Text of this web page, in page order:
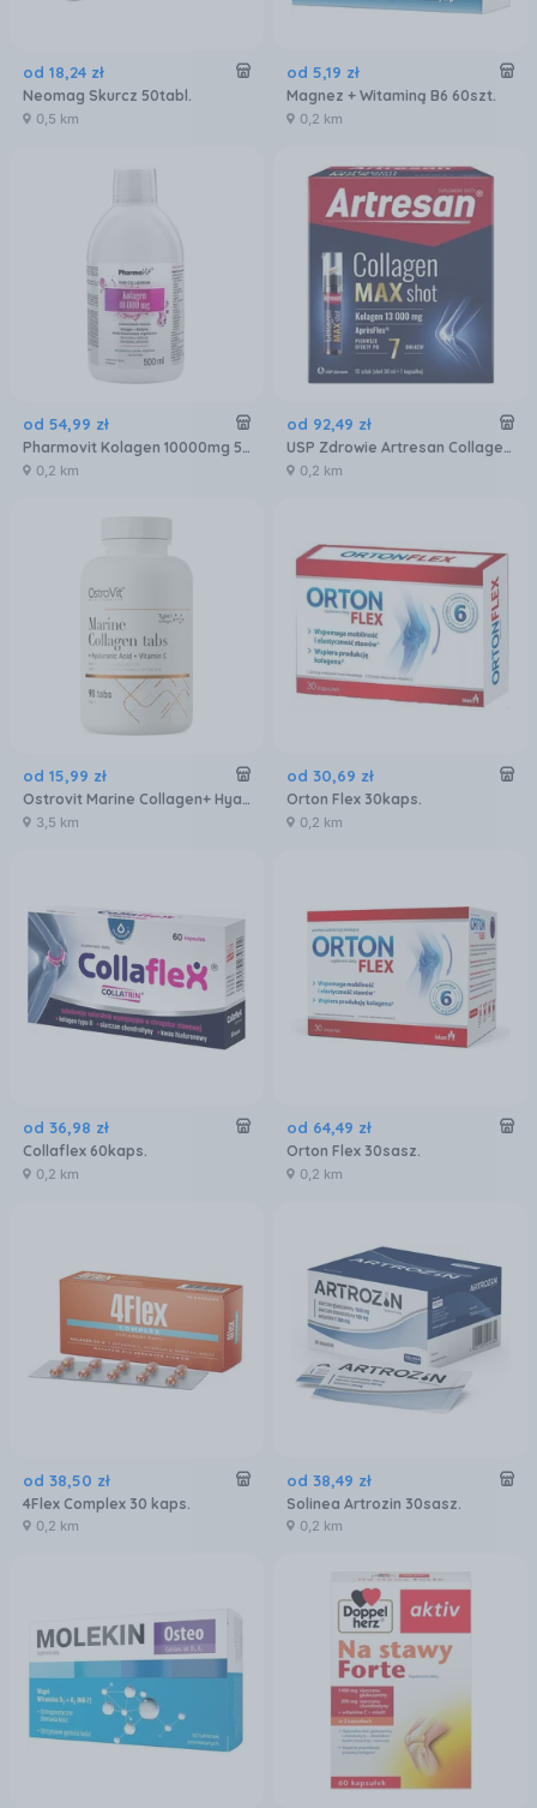
od 18,24 zł
Neomag Skurcz 50tabl.
0,5 km
od 5,19 zł
Magnez + Witaminą B6 60szt.
0,2 km
od 54,99 zł
Pharmovit Kolagen 10000mg 500ml
0,2 km
od 92,49 zł
USP Zdrowie Artresan Collagen Max Shot 15 szt. po 30 ml (+ 15 kaps.) (5904569255534)
0,2 km
od 15,99 zł
Ostrovit Marine Collagen+ Hyaluronic Acid + Vitamin C 90kaps.
3,5 km
od 30,69 zł
Orton Flex 30kaps.
0,2 km
od 36,98 zł
Collaflex 60kaps.
0,2 km
od 64,49 zł
Orton Flex 30sasz.
0,2 km
od 38,50 zł
4Flex Complex 30 kaps.
0,2 km
od 38,49 zł
Solinea Artrozin 30sasz.
0,2 km